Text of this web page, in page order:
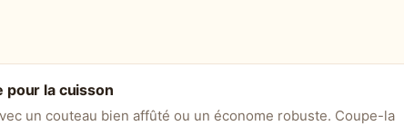
pour la cuisson
un couteau bien affûté ou un économe robuste. Coupe-la